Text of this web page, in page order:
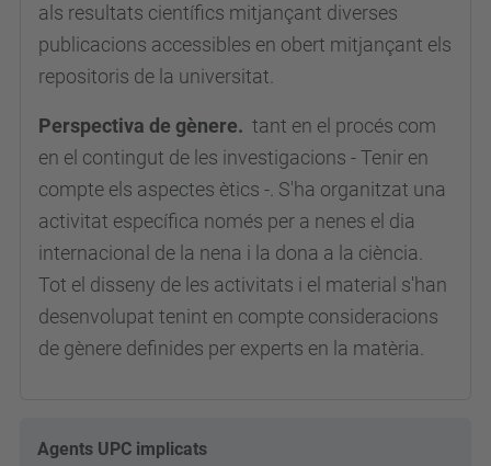
als resultats científics mitjançant diverses
publicacions accessibles en obert mitjançant els
repositoris de la universitat.
Perspectiva de gènere. tant en el procés com
en el contingut de les investigacions - Tenir en
compte els aspectes ètics -. S'ha organitzat una
activitat específica només per a nenes el dia
internacional de la nena i la dona a la ciència.
Tot el disseny de les activitats i el material s'han
desenvolupat tenint en compte consideracions
de gènere definides per experts en la matèria.
Agents UPC implicats